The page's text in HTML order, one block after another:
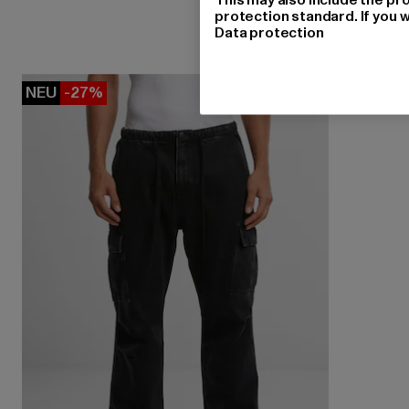
NEU -27%
protection standard. If you
Data protection